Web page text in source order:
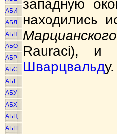
АБИ
АБЛ
АБН
АБО
АБР
АБС
АБТ
АБУ
АБХ
АБЦ
АБШ
западную
находились
Rauraci), и
Шварцвальду.